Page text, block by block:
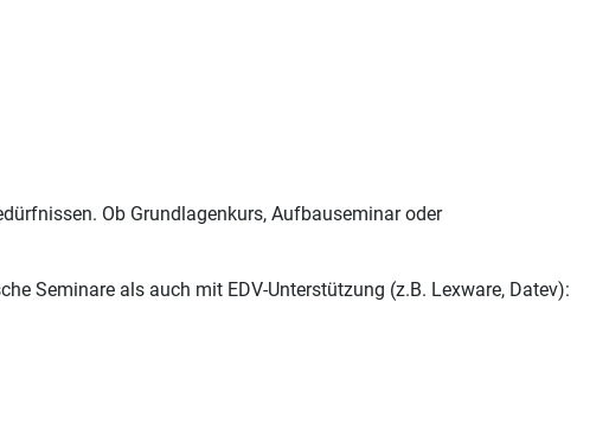
Ob Grundlagenkurs, Aufbauseminar oder
Seminare als auch mit EDV-Unterstützung (z.B. Lexware, Datev):